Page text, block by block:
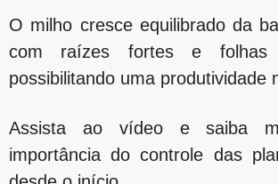
O milho cresce equilibrado da
com raízes fortes e folhas
possibilitando uma produtividade
Assista ao vídeo e saiba
importância do controle das